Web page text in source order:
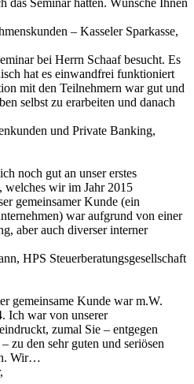
das Seminar hatten. Wünsche Ihnen
– Kasseler Sparkasse,
bei Herrn Schaaf besucht. Es
hat es einwandfrei funktioniert
mit den Teilnehmern war gut und
selbst zu erarbeiten und danach
und Private Banking,
noch gut an unser erstes
welches wir im Jahr 2015
gemeinsamer Kunde (ein
war aufgrund von einer
aber auch diverser interner
HPS Steuerberatungsgesellschaft
gemeinsame Kunde war m.W.
Ich war von unserer
zumal Sie – entgegen
zu den sehr guten und seriösen
Wir…